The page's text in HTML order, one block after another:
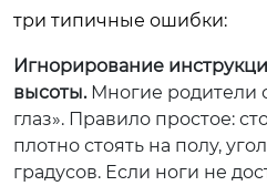
три типичные ошибки:
Игнорирование
высоты.Многие родители
глаз». Правило простое:
плотно стоять на полу,
градусов. Если ноги не